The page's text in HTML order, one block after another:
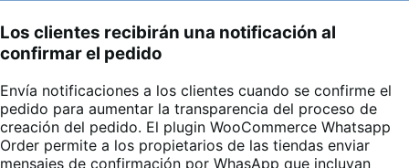
Los clientes recibirán una notificación al
confirmar el pedido
Envía notificaciones a los clientes cuando se confirme el
pedido para aumentar la transparencia del proceso de
creación del pedido. El plugin WooCommerce Whatsapp
Order permite a los propietarios de las tiendas enviar
mensajes de confirmación por WhasApp que incluyan